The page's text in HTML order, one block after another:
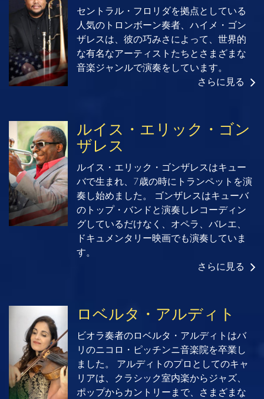
セントラル・フロリダを拠点としている
人気のトロンボーン奏者、ハイメ・ゴン
ザレスは、彼の巧みさによって、世界的
な有名なアーティストたちとさまざまな
音楽ジャンルで演奏をしています。
さらに見る
ルイス・エリック・ゴン
ザレス
ルイス・エリック・ゴンザレスはキュー
バで生まれ、7歳の時にトランペットを演
奏し始めました。 ゴンザレスはキューバ
のトップ・バンドと演奏しレコーディン
グしているだけなく、オペラ、バレエ、
ドキュメンタリー映画でも演奏していま
す。
さらに見る
ロベルタ・アルディト
ビオラ奏者のロベルタ・アルディトはバ
リのニコロ・ピッチンニ音楽院を卒業し
ました。 アルディトのプロとしてのキャ
リアは、クラシック室内楽からジャズ、
ポップからカントリーまで、さまざまな